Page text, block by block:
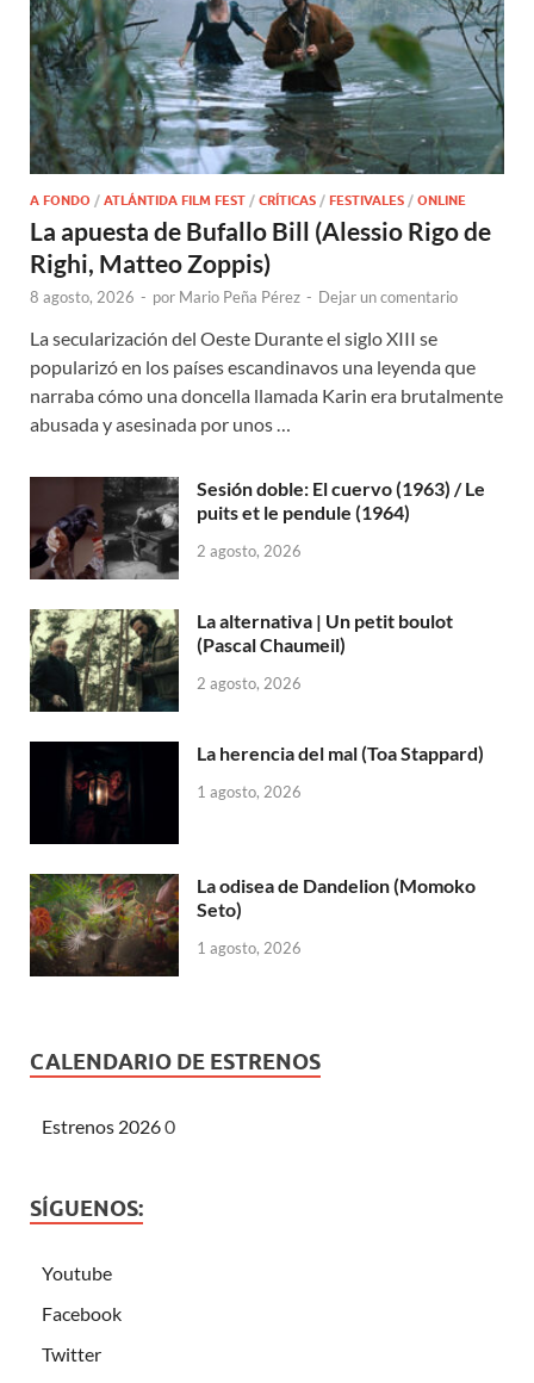
A FONDO / ATLÁNTIDA FILM FEST / CRÍTICAS / FESTIVALES / ONLINE
La apuesta de Bufallo Bill (Alessio Rigo de
Righi, Matteo Zoppis)
8 agosto, 2026 - por Mario Peña Pérez - Dejar un comentario
La secularización del Oeste Durante el siglo XIII se
popularizó en los países escandinavos una leyenda que
narraba cómo una doncella llamada Karin era brutalmente
abusada y asesinada por unos …
Sesión doble: El cuervo (1963) / Le
puits et le pendule (1964)
2 agosto, 2026
La alternativa | Un petit boulot
(Pascal Chaumeil)
2 agosto, 2026
La herencia del mal (Toa Stappard)
1 agosto, 2026
La odisea de Dandelion (Momoko
Seto)
1 agosto, 2026
CALENDARIO DE ESTRENOS
Estrenos 20260
SÍGUENOS:
Youtube
Facebook
Twitter